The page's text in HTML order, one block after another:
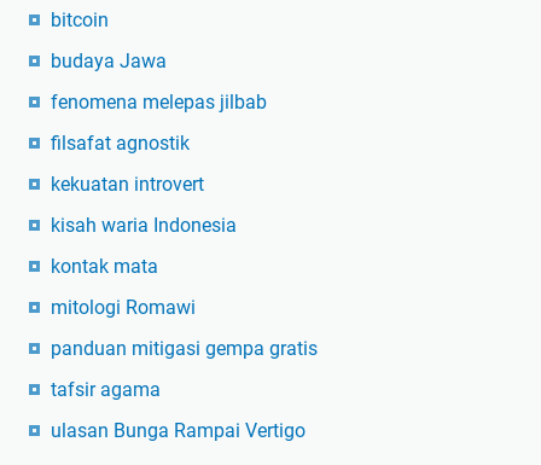
bitcoin
budaya Jawa
fenomena melepas jilbab
filsafat agnostik
kekuatan introvert
kisah waria Indonesia
kontak mata
mitologi Romawi
panduan mitigasi gempa gratis
tafsir agama
ulasan Bunga Rampai Vertigo